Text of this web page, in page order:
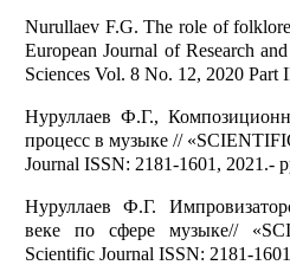
Nurullaev F.G. The role of
European Journal of Research
Sciences Vol. 8 No. 12, 2020 Part
Нуруллаев Ф.Г.,
процесс в музыке //
Journal ISSN: 2181-1601, 2021.-
Нуруллаев Ф.Г.
веке по сфере музыке//
Scientific Journal ISSN: 2181-